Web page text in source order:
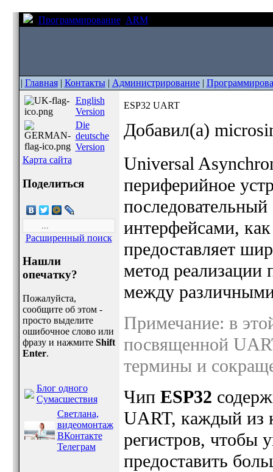
Программирование ARM
| Главная| Контакты| Администрирование|
English
Version
Die
deutsche
Version
Карта сайта
Поделиться
Расширенный поиск
Нашли
опечатку?
Пожалуйста,
сообщите об этом -
просто выделите
ошибочное слово или
фразу и нажмите Shift
Enter.
Блог одного
Сумасшествия
Светлана,
видеомонтаж
ВКонтакте
Телеграм
ESP32 UART
Добавил(а)
Universal
периферийное
интерфейсами,
предоставляет
метод реализации
между
Примечание: в
посвященной
термины и
Чип ESP32
UART, каждый из
регистров, чтобы
предоставить